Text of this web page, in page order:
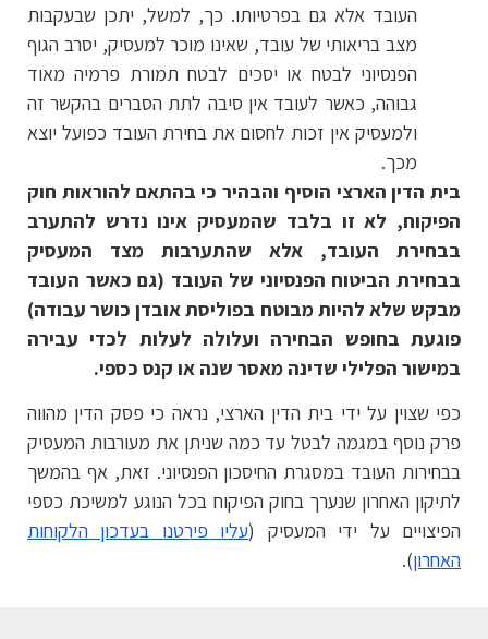
העובד אלא גם בפרטיותו. כך, למשל, יתכן שבעקבות
מצב בריאותי של עובד, שאינו מוכר למעסיק, יסרב הגוף
הפנסיוני לבטח או יסכים לבטח תמורת פרמיה מאוד
גבוהה, כאשר לעובד אין סיבה לתת הסברים בהקשר זה
ולמעסיק אין זכות לחסום את בחירת העובד כפועל יוצא
מכך.
בית הדין הארצי הוסיף והבהיר כי בהתאם להוראות חוק
הפיקוח, לא זו בלבד שהמעסיק אינו נדרש להתערב
בבחירת העובד, אלא שהתערבות מצד המעסיק
בבחירת הביטוח הפנסיוני של העובד (גם כאשר העובד
מבקש שלא להיות מבוטח בפוליסת אובדן כושר עבודה)
פוגעת בחופש הבחירה ועלולה לעלות לכדי עבירה
במישור הפלילי שדינה מאסר שנה או קנס כספי.
כפי שצוין על ידי בית הדין הארצי, נראה כי פסק הדין מהווה
פרק נוסף במגמה לבטל עד כמה שניתן את מעורבות המעסיק
בבחירות העובד במסגרת החיסכון הפנסיוני. זאת, אף בהמשך
לתיקון האחרון שנערך בחוק הפיקוח בכל הנוגע למשיכת כספי
הפיצויים על ידי המעסיק (עליו פירטנו בעדכון הלקוחות
האחרון).